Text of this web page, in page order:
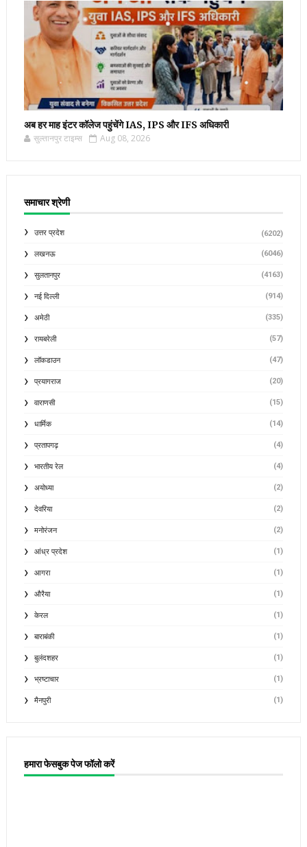
अब हर माह इंटर कॉलेज पहुंचेंगे IAS, IPS और IFS अधिकारी
सुल्तानपुर टाइम्स Aug 08, 2026
समाचार श्रेणी
उत्तर प्रदेश (6202)
लखनऊ (6046)
सुलतानपुर (4163)
नई दिल्ली (914)
अमेठी (335)
रायबरेली (57)
लॉकडाउन (47)
प्रयागराज (20)
वाराणसी (15)
धार्मिक (14)
प्रतापगढ़ (4)
भारतीय रेल (4)
अयोध्या (2)
देवरिया (2)
मनोरंजन (2)
आंध्र प्रदेश (1)
आगरा (1)
औरैया (1)
केरल (1)
बाराबंकी (1)
बुलंदशहर (1)
भ्रष्टाचार (1)
मैनपुरी (1)
हमारा फेसबुक पेज फॉलो करें